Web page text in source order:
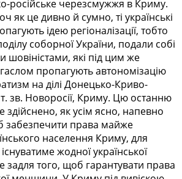
російське черезсмужжя в Криму.
як це дивно й сумно, ті українські
ідею регіоналізації, тобто
соборної України, подали собі
шовіністами, які під цим же
пропагують автономізацію
на ділі Донецько-­Кри­во­
т. зв. Новоросії, Криму. Цю останню
здійснено, як усім ясно, напевно
забезпечити права майже
населення Криму, для
жодної української
задля того, щоб гарантувати права